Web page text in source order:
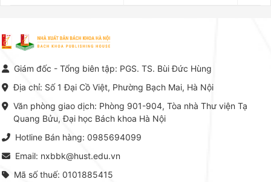
vực Hóa học phân tích tại Việt
Nam hiện nay. Bộ sách mang
đến một hệ thống tri thức hoàn
thuật thực hành -> Ứng dụng
chuyên ngành, được NXB Bách
khoa Hà Nội ấn hành cả hai
phiên bản sách giấy và điện tử.
tín trong
lý. Các
Giám đốc - Tổng biên tập: PGS. TS. Bùi Đức Hùng
Địa chỉ: Số 1 Đại Cồ Việt, Phường Bạch Mai, Hà Nội
Văn phòng giao dịch: Phòng 901-904, Tòa nhà Thư viện Tạ
Quang Bửu, Đại học Bách khoa Hà Nội
Hotline Bán hàng: 0985694099
Email: nxbbk@hust.edu.vn
Mã số thuế: 0101885415